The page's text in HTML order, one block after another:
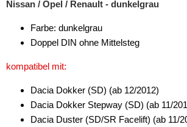
für Saab
für Saturn
für Scania
für Scion
Nissan / Opel / Renault - dunkelgrau
Farbe: dunkelgrau
Doppel DIN ohne Mittelsteg
kompatibel mit:
Dacia Dokker (SD) (ab 12/2012)
Dacia Dokker Stepway (SD) (ab 11/
Dacia Duster (SD/SR Facelift) (ab 11/